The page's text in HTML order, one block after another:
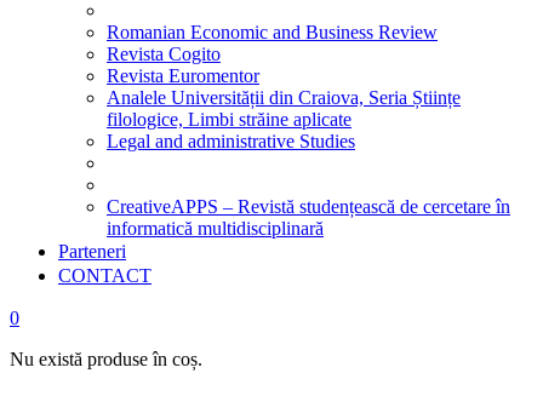
Romanian Economic and Business Review
Revista Cogito
Revista Euromentor
Analele Universității din Craiova, Seria Științe
filologice, Limbi străine aplicate
Legal and administrative Studies
CreativeAPPS – Revistă studențească de cercetare în
informatică multidisciplinară
Parteneri
CONTACT
0
Nu există produse în coș.